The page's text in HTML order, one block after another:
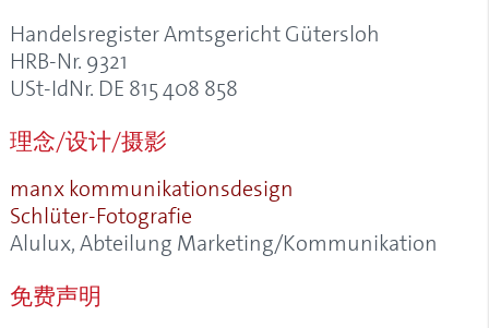
Handelsregister Amtsgericht Gütersloh
HRB-Nr. 9321
USt-IdNr. DE 815 408 858
理念/设计/摄影
manx kommunikationsdesign
Schlüter-Fotografie
Alulux, Abteilung Marketing/Kommunikation
免费声明